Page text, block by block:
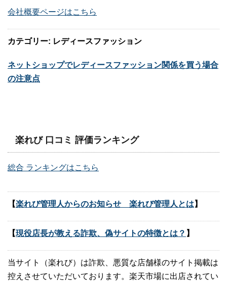
会社概要ページはこちら
カテゴリー: レディースファッション
ネットショップでレディースファッション関係を買う場合
の注意点
楽れび 口コミ 評価ランキング
総合 ランキングはこちら
【楽れび管理人からのお知らせ 楽れび管理人とは 】
【現役店長が教える詐欺、偽サイトの特徴とは？ 】
当サイト（楽れび）は詐欺、悪質な店舗様のサイト掲載は
控えさせていただいております。楽天市場に出店されてい